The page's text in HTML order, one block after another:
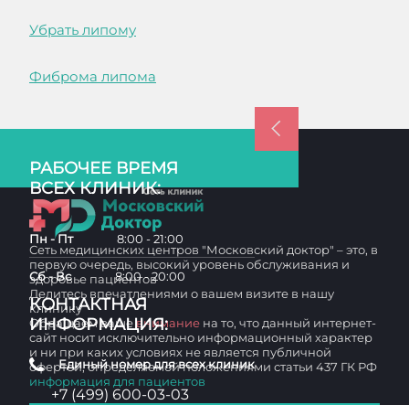
Убрать липому
Фиброма липома
РАБОЧЕЕ ВРЕМЯ
ВСЕХ КЛИНИК:
Пн - Пт 8:00 - 21:00
Сб - Вс 8:00 - 20:00
КОНТАКТНАЯ
ИНФОРМАЦИЯ:
Единый номер для всех клиник
+7 (499) 600-03-03
Сеть медицинских центров "Московский доктор" – это, в
первую очередь, высокий уровень обслуживания и
здоровье пациентов
Делитесь впечатлениями о вашем визите в нашу
клинику
Обращаем вашевнимание на то, что данный интернет-
сайт носит исключительно информационный характер
и ни при каких условиях не является публичной
офертой, определяемой положениями статьи 437 ГК РФ
информация для пациентов